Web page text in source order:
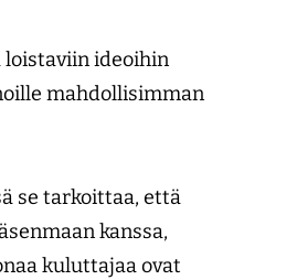
ideoihin
mahdollisimman
se tarkoittaa, että
kanssa,
kuluttajaa ovat